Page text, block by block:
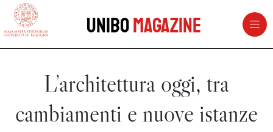
vai al contenuto della pagina
UniboMagazine
L’architettura oggi, tra
cambiamenti e nuove istanze